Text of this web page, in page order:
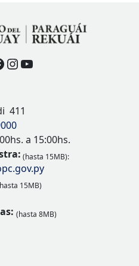
Instagram
YouTube
411
a 15:00hs.
(hasta 15MB):
15MB)
(hasta 8MB)